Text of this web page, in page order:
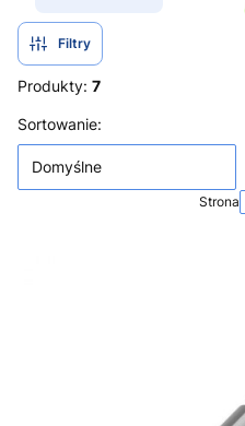
Filtry
Produkty: 7
Lista produktów
Sortowanie:
Domyślne
Strona